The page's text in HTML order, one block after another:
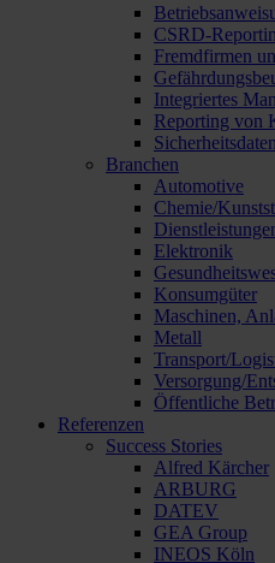
CSRD-
Fremdfirmen
Integriertes
Reporting von
Branchen
Automotive
Chemie/
Elektronik
Konsumgüter
Maschinen,
Metall
Transport/
Versorgung/
Öffentliche
Referenzen
Success Stories
Alfred Kärcher
ARBURG
DATEV
GEA Group
INEOS Köln